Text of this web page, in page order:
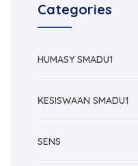
Categories
HUMASY SMADU1
KESISWAAN SMADU1
SENS